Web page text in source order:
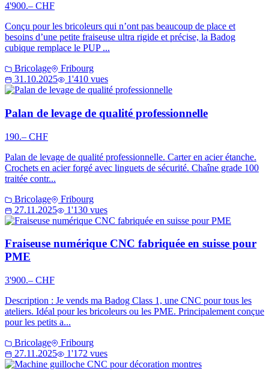
4'900.– CHF
Conçu pour les bricoleurs qui n’ont pas beaucoup de place et
besoins d’une petite fraiseuse ultra rigide et précise, la Badog
cubique remplace le PUP ...
Bricolage
Fribourg
31.10.2025
1'410 vues
Palan de levage de qualité professionnelle
190.– CHF
Palan de levage de qualité professionnelle. Carter en acier étanche.
Crochets en acier forgé avec linguets de sécurité. Chaîne grade 100
traitée contr...
Bricolage
Fribourg
27.11.2025
1'130 vues
Fraiseuse numérique CNC fabriquée en suisse pour
PME
3'900.– CHF
Description : Je vends ma Badog Class 1, une CNC pour tous les
ateliers. Idéal pour les bricoleurs ou les PME. Principalement conçue
pour les petits a...
Bricolage
Fribourg
27.11.2025
1'172 vues